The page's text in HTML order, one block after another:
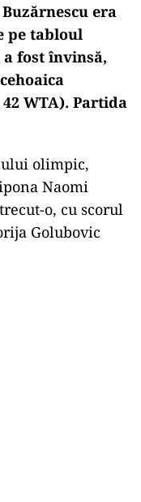
era
pe tabloul
fost învinsă,
WTA). Partida
olimpic,
Naomi
o, cu scorul
Golubovic